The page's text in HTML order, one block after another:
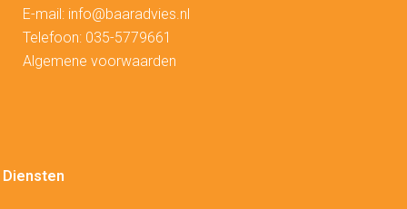
E-mail: info@baaradvies.nl
Telefoon: 035-5779661
Algemene voorwaarden
Diensten